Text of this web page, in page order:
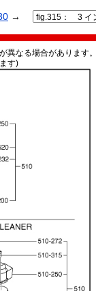
→
異なる場合があります
す)